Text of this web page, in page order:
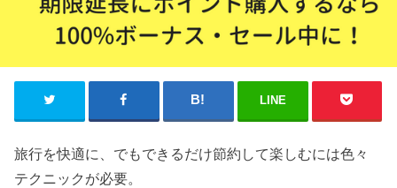
LINE
旅行を快適に、でもできるだけ節約して楽しむには色々
テクニックが必要。